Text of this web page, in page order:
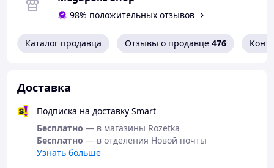
внутри, с наружной тканевой
Как использовать: Снимите
груди, формируя сосок по центру.
Поднимите грудь и приклейте
"ушки" изделия, чтобы удерживать
грудь в нужном положении.
Используйте только чистую кожу.
98% положительных отзывов
Каталог продавца Отзывы о продавце 476
Доставка
Подписка на доставку Smart
Бесплатно — в магазины Rozetka
Бесплатно — в отделения Новой почты
Узнать больше